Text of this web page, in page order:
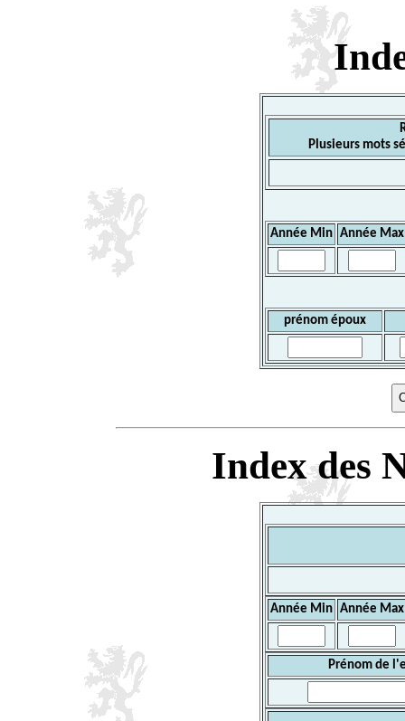
Plusieurs mots
Année Min Année Max
prénom époux
Index des
Année Min Année Max
Prénom de